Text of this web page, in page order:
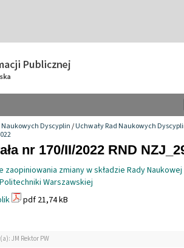
Dyscyplin/Uchwały Rad Naukowych
nr 170/II/2022 RND
zaopiniowania zmiany w składzie Rady
Warszawskiej
pdf 21,74 kB
JM Rektor PW